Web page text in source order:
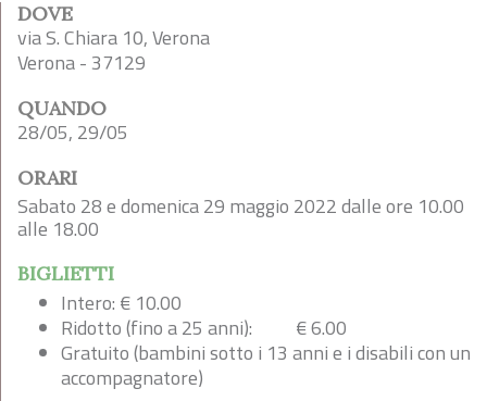
DOVE
via S. Chiara 10, Verona
Verona - 37129
QUANDO
28/05, 29/05
ORARI
Sabato 28 e domenica 29 maggio 2022 dalle ore 10.00
alle 18.00
BIGLIETTI
Intero: € 10.00
Ridotto (fino a 25 anni): € 6.00
Gratuito (bambini sotto i 13 anni e i disabili con un
accompagnatore)